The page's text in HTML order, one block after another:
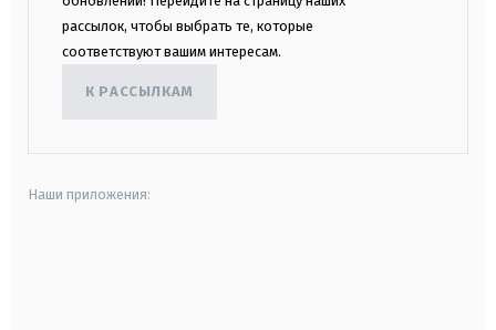
рассылок, чтобы выбрать те, которые
соответствуют вашим интересам.
К РАССЫЛКАМ
Наши приложения: